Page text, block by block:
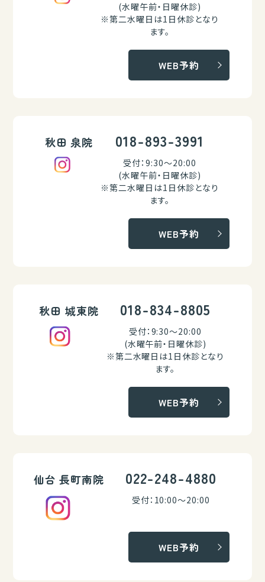
(水曜午前・日曜休診)
※第二水曜日は1日休診となり
ます。
WEB予約
秋田 泉院 018-893-3991
受付：9:30～20:00
(水曜午前・日曜休診)
※第二水曜日は1日休診となり
ます。
WEB予約
秋田 城東院 018-834-8805
受付：9:30～20:00
(水曜午前・日曜休診)
※第二水曜日は1日休診となり
ます。
WEB予約
仙台 長町南院 022-248-4880
受付：10:00～20:00
WEB予約